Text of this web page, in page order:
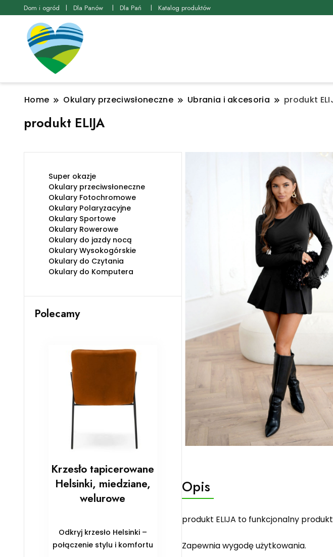
Dom i ogród Dla Panów Dla Pań Katalog produktów
Home Okulary przeciwsłoneczne Ubrania i akcesoria produkt
produkt ELIJA
Opis
produkt ELIJA to funkcjonalny
Zapewnia wygodę użytkowania.
Super okazje
Okulary przeciwsłoneczne
Okulary Fotochromowe
Okulary Polaryzacyjne
Okulary Sportowe
Okulary Rowerowe
Okulary do jazdy nocą
Okulary Wysokogórskie
Okulary do Czytania
Okulary do Komputera
Polecamy
Krzesło tapicerowane
Helsinki, miedziane,
welurowe
Odkryj krzesło Helsinki –
połączenie stylu i komfortu